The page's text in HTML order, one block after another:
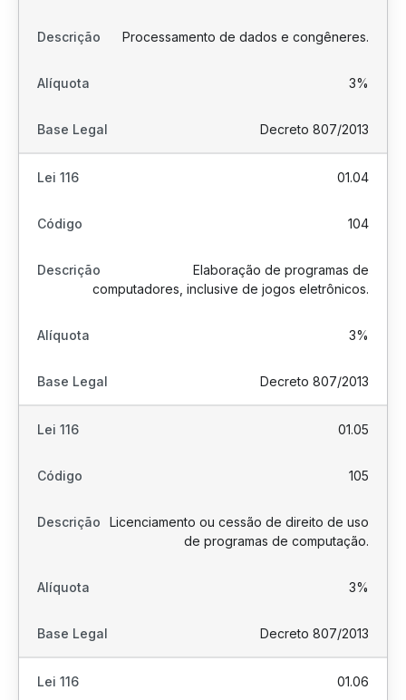
Processamento de dados e congêneres.
3%
Decreto 807/2013
01.04
104
Elaboração de programas de
computadores, inclusive de jogos eletrônicos.
3%
Decreto 807/2013
01.05
105
Licenciamento ou cessão de direito de uso
de programas de computação.
3%
Decreto 807/2013
01.06